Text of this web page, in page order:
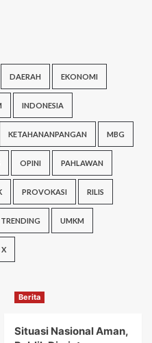
DAERAH EKONOMI
INDONESIA
KETAHANANPANGAN MBG
OPINI PAHLAWAN
PROVOKASI RILIS
TRENDING UMKM
X
Berita
Situasi Nasional Aman,